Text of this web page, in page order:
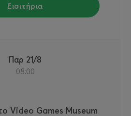
Εισιτήρια
Παρ 21/8
08:00
Video Games Museum